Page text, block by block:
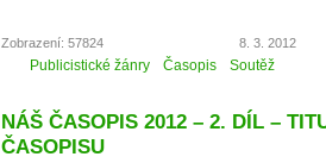
Zobrazení: 57824 8. 3. 2012
Publicistické žánry Časopis Soutěž
NÁŠ ČASOPIS 2012 – 2. DÍL –
ČASOPISU